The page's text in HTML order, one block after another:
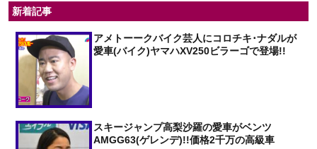
新着記事
アメトーークバイク芸人にコロチキ･ナダルが
愛車(バイク)ヤマハXV250ビラーゴで登場!!
スキージャンプ高梨沙羅の愛車がベンツ
AMGG63(ゲレンデ)!!価格2千万の高級車